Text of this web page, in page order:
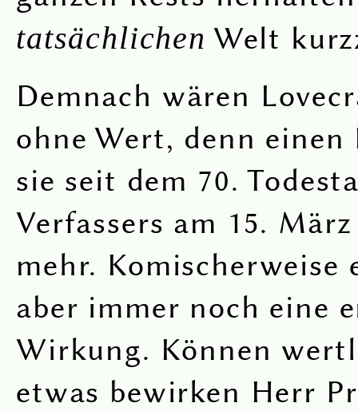
tatsächlichen Welt
Demnach wären
ohne Wert, denn einen
sie seit dem 70.
Verfassers am 15.
mehr.
aber immer noch eine
Wirkung. Können
etwas bewirken Herr